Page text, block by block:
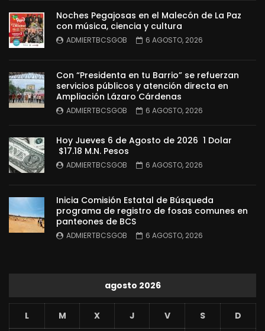
Noches Pegajosas en el Malecón de La Paz
con música, ciencia y cultura
ADMIERTBCSGOB 6 AGOSTO, 2026
Con “Presidenta en tu Barrio” se refuerzan
servicios públicos y atención directa en
Ampliación Lázaro Cárdenas
ADMIERTBCSGOB 6 AGOSTO, 2026
Hoy Jueves 6 de Agosto de 2026 1 Dolar
$17.18 M.N. Pesos
ADMIERTBCSGOB 6 AGOSTO, 2026
Inicia Comisión Estatal de Búsqueda
programa de registro de fosas comunes en
panteones de BCS
ADMIERTBCSGOB 6 AGOSTO, 2026
agosto 2026
L M X J V S D